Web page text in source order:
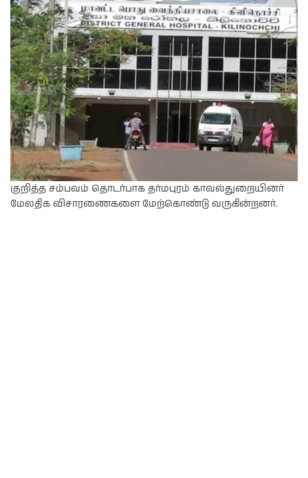
குறித்த சம்பவம் தொடர்பாக தர்மபுரம் காவல்துறையினர்
மேலதிக விசாரணைகளை மேற்கொண்டு வருகின்றனர்.